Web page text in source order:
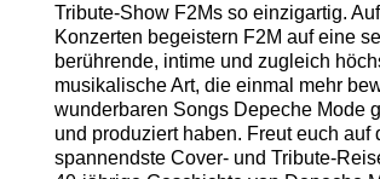
Tribute-Show F2Ms so einzigartig.
Konzerten begeistern F2M auf eine
berührende, intime und zugleich
musikalische Art, die einmal mehr
wunderbaren Songs Depeche Mode
und produziert haben. Freut euch auf
spannendste Cover- und Tribute-